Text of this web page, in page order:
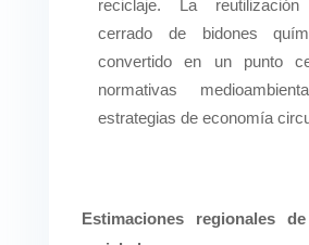
reciclaje. La
cerrado de bidones
convertido en un punto
normativas
estrategias de economía
Estimaciones regionales